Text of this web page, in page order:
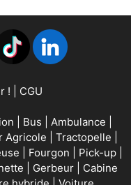
! CGU
Bus Ambulance
Agricole Tractopelle
Fourgon Pick-up
Gerbeur
Cabine